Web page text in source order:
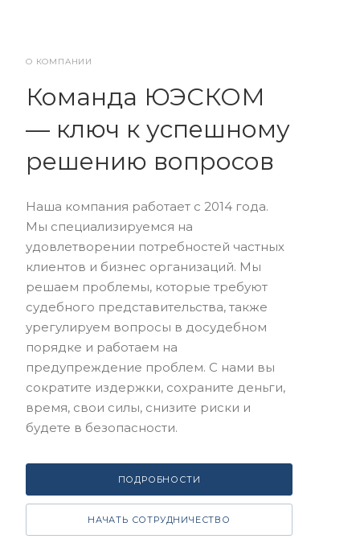
О КОМПАНИИ
Команда ЮЭСКОМ
— ключ к успешному
решению вопросов
Наша компания работает с 2014 года.
Мы специализируемся на
удовлетворении потребностей частных
клиентов и бизнес организаций. Мы
решаем проблемы, которые требуют
судебного представительства, также
урегулируем вопросы в досудебном
порядке и работаем на
предупреждение проблем. С нами вы
сократите издержки, сохраните деньги,
время, свои силы, снизите риски и
будете в безопасности.
ПОДРОБНОСТИ
НАЧАТЬ СОТРУДНИЧЕСТВО